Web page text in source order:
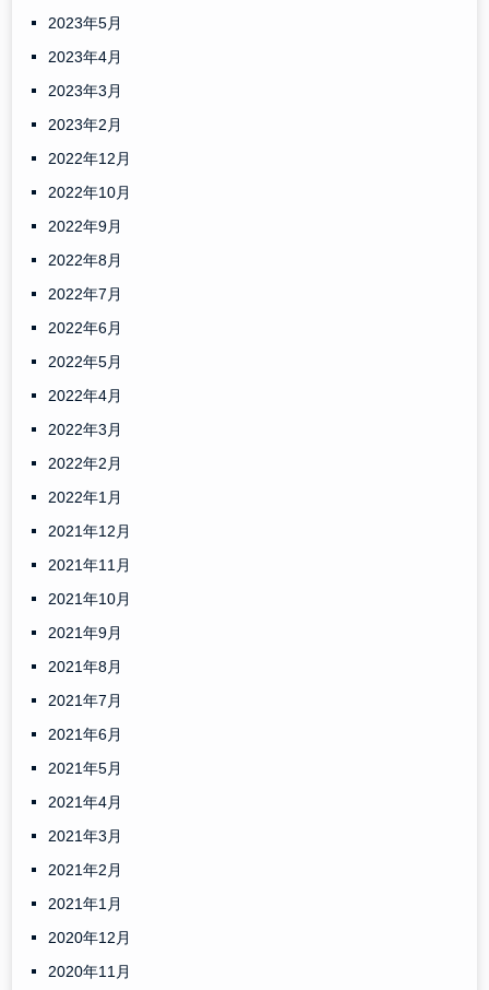
2023年5月
2023年4月
2023年3月
2023年2月
2022年12月
2022年10月
2022年9月
2022年8月
2022年7月
2022年6月
2022年5月
2022年4月
2022年3月
2022年2月
2022年1月
2021年12月
2021年11月
2021年10月
2021年9月
2021年8月
2021年7月
2021年6月
2021年5月
2021年4月
2021年3月
2021年2月
2021年1月
2020年12月
2020年11月